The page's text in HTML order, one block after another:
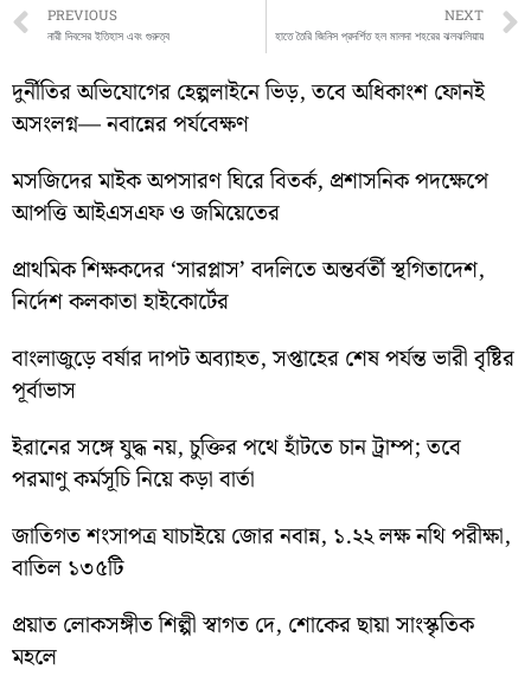
Prev
PREVIOUS
নারী দিবসের ইতিহাস এবং গুরুত্ব
NEXT
হাতে তৈরি জিনিস প্রদর্শিত হল মালদা শহরের ঝলঝলিয়ায়
দুর্নীতির অভিযোগের হেল্পলাইনে ভিড়, তবে অধিকাংশ ফোনই
অসংলগ্ন— নবান্নের পর্যবেক্ষণ
মসজিদের মাইক অপসারণ ঘিরে বিতর্ক, প্রশাসনিক পদক্ষেপে
আপত্তি আইএসএফ ও জমিয়েতের
প্রাথমিক শিক্ষকদের ‘সারপ্লাস’ বদলিতে অন্তর্বর্তী স্থগিতাদেশ,
নির্দেশ কলকাতা হাইকোর্টের
বাংলাজুড়ে বর্ষার দাপট অব্যাহত, সপ্তাহের শেষ পর্যন্ত ভারী বৃষ্টির
পূর্বাভাস
ইরানের সঙ্গে যুদ্ধ নয়, চুক্তির পথে হাঁটতে চান ট্রাম্প; তবে
পরমাণু কর্মসূচি নিয়ে কড়া বার্তা
জাতিগত শংসাপত্র যাচাইয়ে জোর নবান্ন, ১.২২ লক্ষ নথি পরীক্ষা,
বাতিল ১৩৫টি
প্রয়াত লোকসঙ্গীত শিল্পী স্বাগত দে, শোকের ছায়া সাংস্কৃতিক
মহলে